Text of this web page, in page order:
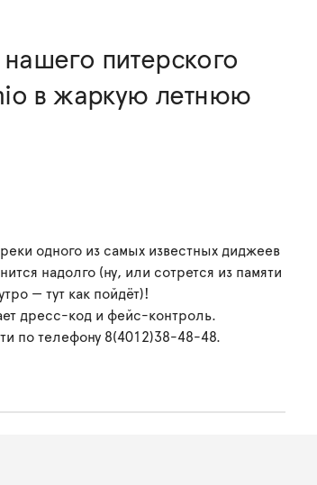
питерского
в жаркую летнюю
одного из самых известных диджеев
надолго (ну, или сотрется из памяти
— тут как пойдёт)!
дресс-код и фейс-контроль.
по телефону 8(4012)38-48-48.